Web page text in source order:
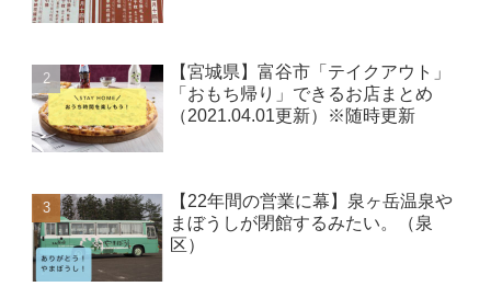
【宮城県】富谷市「テイクアウト」
「おもち帰り」できるお店まとめ
（2021.04.01更新）※随時更新
【22年間の営業に幕】泉ヶ岳温泉や
まぼうしが閉館するみたい。（泉
区）